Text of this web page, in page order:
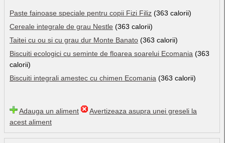
Paste fainoase speciale pentru copii Fizi Filiz (363 calorii)
Cereale integrale de grau Nestle (363 calorii)
Taitei cu ou si cu grau dur Monte Banato (363 calorii)
Biscuiti ecologici cu seminte de floarea soarelui Ecomania (363
calorii)
Biscuiti integrali amestec cu chimen Ecomania (363 calorii)
Adauga un aliment
Avertizeaza asupra unei greseli la
acest aliment